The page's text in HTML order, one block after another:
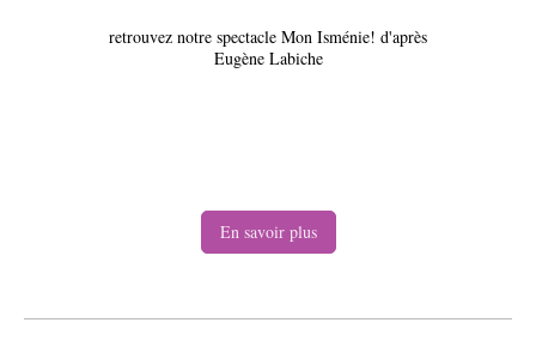
retrouvez notre spectacle Mon Isménie! d'après
Eugène Labiche
En savoir plus